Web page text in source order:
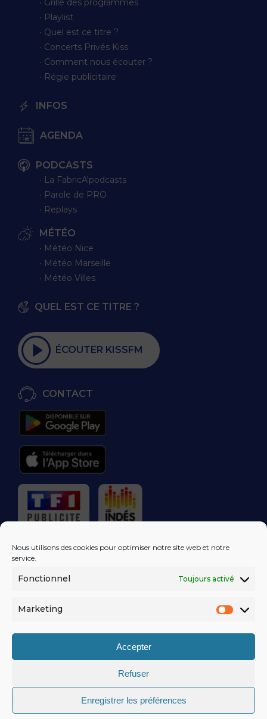
Nous utilisons des cookies pour optimiser notre site web et notre
service.
Fonctionnel Toujours activé
Marketing
Accepter
Refuser
Enregistrer les préférences
∙ Grille des programmes
∙ Playlist
∙ Quel est ce titre ?
∙ Concerts Privés Kiss
∙ Comment nous écouter ?
∙ Régie publicitaire
INFOS
AGENDA
PODCASTS
∙ La FabricA'podcasts
∙ Parole de PRO
∙ Replays
MÉTÉO
∙ Météo Nice
∙ Météo Marseille
∙ Météo Villes
QUEL EST CE TITRE ?
ÉCOUTER KISSFM
CONTACT
RÉGIE PUBLICITAIRE
LES EXCLUS
DANS VOTRE
MENTIONS LÉGALES
POLITIQUE DE CONFIDENTIALITÉ